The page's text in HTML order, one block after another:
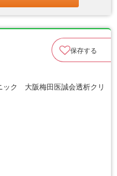
保存する
ク 大阪梅田医誠会透析クリ